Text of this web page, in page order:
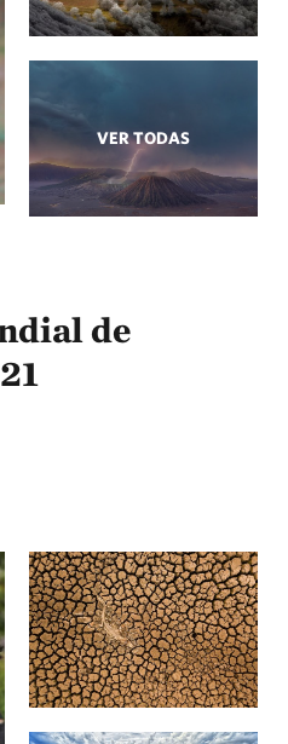
VER TODAS
de